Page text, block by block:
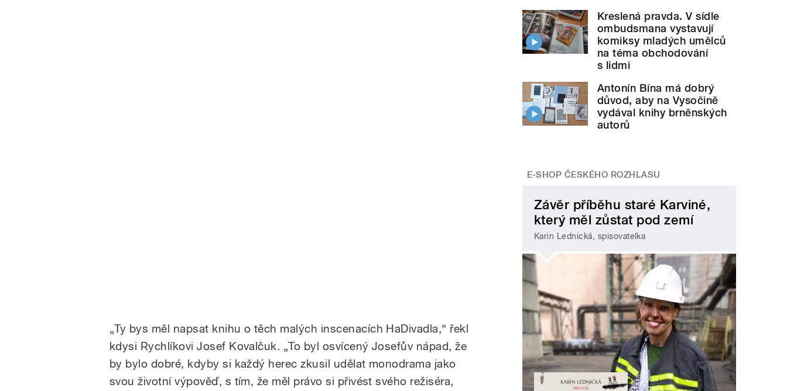
„Ty bys měl napsat knihu o těch malých inscenacích HaDivadla,“ řekl
kdysi Rychlíkovi Josef Kovalčuk. „To byl osvícený Josefův nápad, že
by bylo dobré, kdyby si každý herec zkusil udělat monodrama jako
svou životní výpověď, s tím, že měl právo si přivést svého režiséra,
Kreslená pravda. V sídle
ombudsmana vystavují
komiksy mladých umělců
na téma obchodování
s lidmi
Antonín Bína má dobrý
důvod, aby na Vysočině
vydával knihy brněnských
autorů
E-SHOP ČESKÉHO ROZHLASU
Závěr příběhu staré Karviné,
který měl zůstat pod zemí
Karin Lednická, spisovatelka